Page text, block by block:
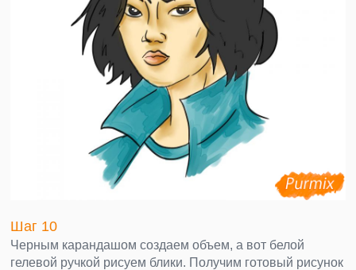
Шаг 10
Черным карандашом создаем объем, а вот белой
гелевой ручкой рисуем блики. Получим готовый рисунок